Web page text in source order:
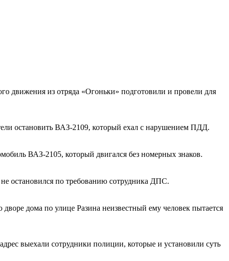
движения из отряда «Огоньки» подготовили и провели для
остановить ВАЗ-2109, который ехал с нарушением ПДД.
ВАЗ-2105, который двигался без номерных знаков.
остановился по требованию сотрудника ДПС.
дома по улице Разина неизвестный ему человек пытается
выехали сотрудники полиции, которые и установили суть